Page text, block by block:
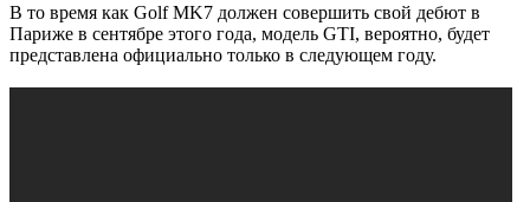
В то время как Golf MK7 должен совершить свой дебют в
Париже в сентябре этого года, модель GTI, вероятно, будет
представлена официально только в следующем году.